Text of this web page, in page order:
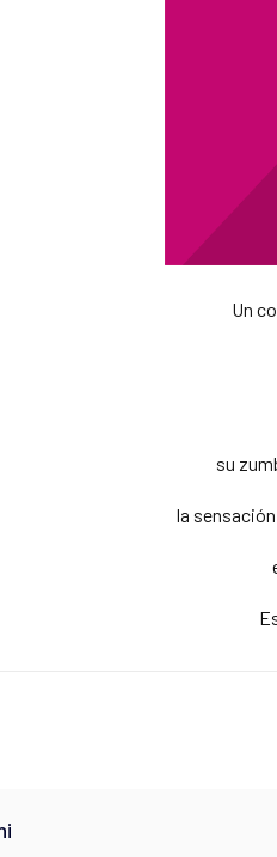
Un
su
la